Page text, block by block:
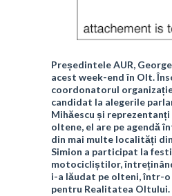
Președintele AUR,
acest week-end în Olt.
coordonatorul
candidat la alegerile
Mihăescu și
oltene, el are pe agendă
din mai multe localități
Simion a participat la
motocicliștilor,
i-a lăudat pe olteni, într-
pentru Realitatea Oltului.